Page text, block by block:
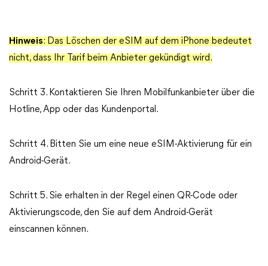
Hinweis: Das Löschen der eSIM auf dem iPhone bedeutet
nicht, dass Ihr Tarif beim Anbieter gekündigt wird.
Schritt 3. Kontaktieren Sie Ihren Mobilfunkanbieter über die
Hotline, App oder das Kundenportal.
Schritt 4. Bitten Sie um eine neue eSIM-Aktivierung für ein
Android-Gerät.
Schritt 5. Sie erhalten in der Regel einen QR-Code oder
Aktivierungscode, den Sie auf dem Android-Gerät
einscannen können.